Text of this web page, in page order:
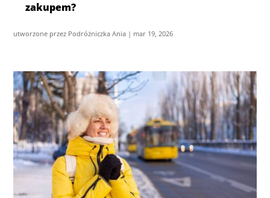
zakupem?
utworzone przez Podróżniczka Ania | mar 19, 2026